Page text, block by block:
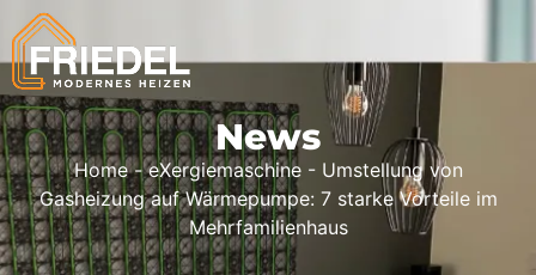
News
Home-eXergiemaschine- Umstellung von
Gasheizung auf Wärmepumpe: 7 starke Vorteile im
Mehrfamilienhaus